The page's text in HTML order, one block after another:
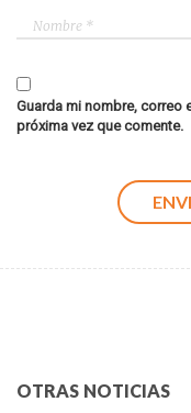
Guarda mi nombre, correo
próxima vez que comente.
OTRAS NOTICIAS